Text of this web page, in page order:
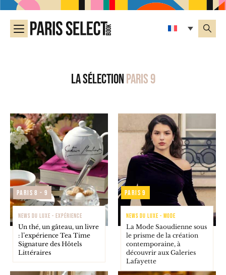
La sélectionParis 9
Paris 8 - 9
NEWS DU LUXE - EXPÉRIENCE
Un thé, un gâteau, un livre
: l’expérience Tea Time
Signature des Hôtels
Littéraires
Paris 9
NEWS DU LUXE - MODE
La Mode Saoudienne sous
le prisme de la création
contemporaine, à
découvrir aux Galeries
Lafayette